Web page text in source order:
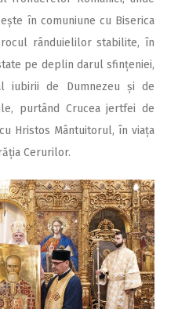
în comuniune cu Biserica
rânduielilor stabilite, în
pe deplin darul sfințeniei,
iubirii de Dumnezeu și de
purtând Crucea jertfei de
Hristos Mântuitorul, în viața
Cerurilor.